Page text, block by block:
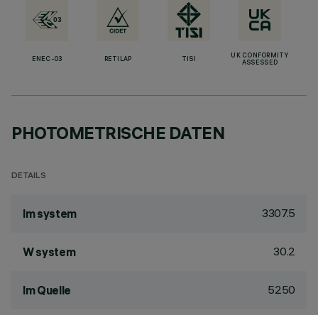
ENEC-03 RETILAP TISI
UK CONFORMITY
ASSESSED
PHOTOMETRISCHE DATEN
DETAILS
lm system 3307.5
W system 30.2
lm Quelle 5250